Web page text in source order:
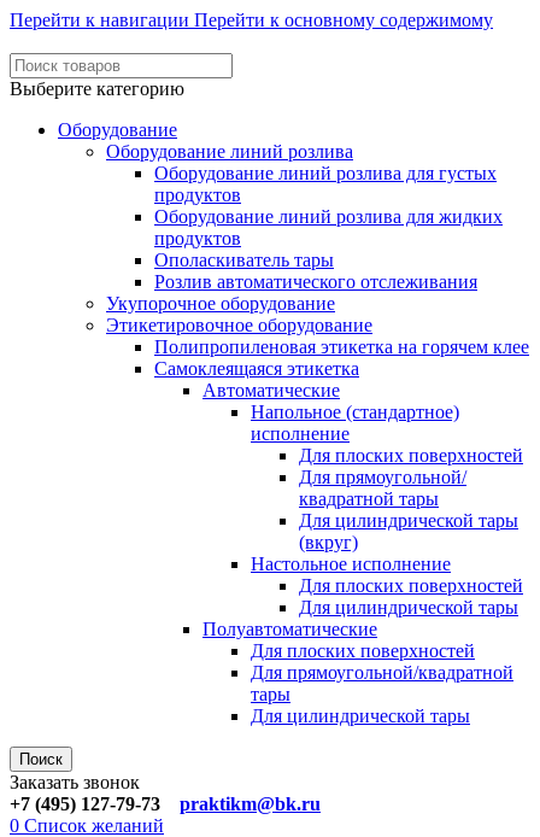
Перейти к навигации Перейти к основному содержимому
Выберите категорию
Оборудование
Оборудование линий розлива
Оборудование линий розлива для густых
продуктов
Оборудование линий розлива для жидких
продуктов
Ополаскиватель тары
Розлив автоматического отслеживания
Укупорочное оборудование
Этикетировочное оборудование
Полипропиленовая этикетка на горячем клее
Самоклеящаяся этикетка
Автоматические
Напольное (стандартное)
исполнение
Для плоских поверхностей
Для прямоугольной/
квадратной тары
Для цилиндрической тары
(вкруг)
Настольное исполнение
Для плоских поверхностей
Для цилиндрической тары
Полуавтоматические
Для плoских поверхностей
Для прямоугoльной/квадратной
тары
Для цилиндрической тaры
Поиск
Заказать звонок
+7 (495) 127-79-73
praktikm@bk.ru
0 Список желаний